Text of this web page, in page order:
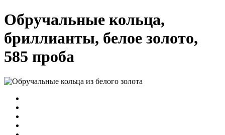
Обручальные кольца,
бриллианты, белое золото,
585 проба